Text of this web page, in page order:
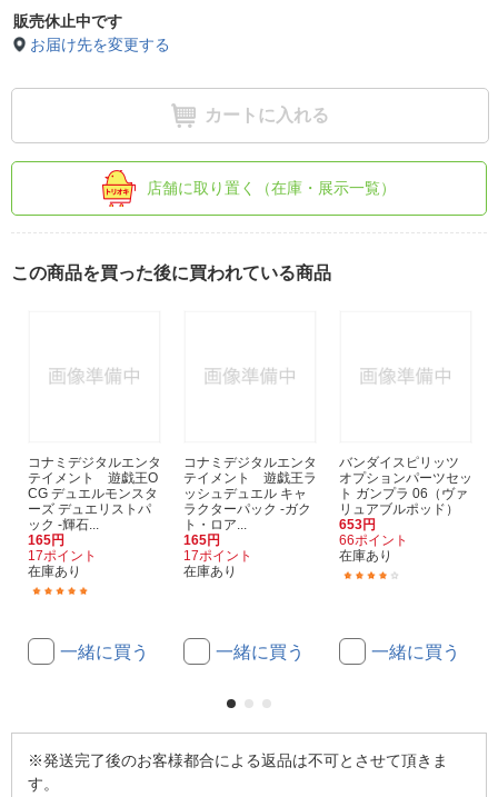
販売休止中です
お届け先を変更する
カートに入れる
店舗に取り置く（在庫・展示一覧）
この商品を買った後に買われている商品
コナミデジタルエンタ
テイメント 遊戯王O
CG デュエルモンスタ
ーズ デュエリストパ
ック -輝石...
165円
17ポイント
在庫あり
一緒に買う
コナミデジタルエンタ
テイメント 遊戯王ラ
ッシュデュエル キャ
ラクターパック -ガク
ト・ロア...
165円
17ポイント
在庫あり
一緒に買う
バンダイスピリッツ
オプションパーツセッ
ト ガンプラ 06（ヴァ
リュアブルポッド）
653円
66ポイント
在庫あり
一緒に買う
※発送完了後のお客様都合による返品は不可とさせて頂きま
す。